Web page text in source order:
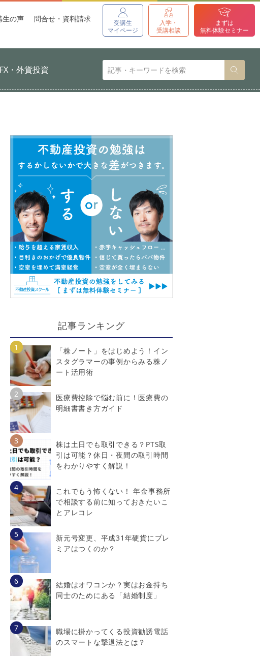
受講生
マイページ
入学・
受講相談
まずは
無料体験セミナー
生の声 問合せ・資料請求
FX・外貨投資
記事ランキング
「株ノート」をはじめよう！イン
スタグラマーの事例からみる株ノ
ート活用術
医療費控除で悩む前に！医療費の
明細書書き方ガイド
株は土日でも取引できる？PTS取
引は可能？休日・夜間の取引時間
をわかりやすく解説！
これでもう怖くない！ 年金事務所
で相談する前に知っておきたいこ
とアレコレ
新元号変更、平成31年硬貨にプレ
ミアはつくのか？
結婚はオワコンか？実はお金持ち
同士のためにある「結婚制度」
職場に掛かってくる投資勧誘電話
のスマートな撃退法とは？